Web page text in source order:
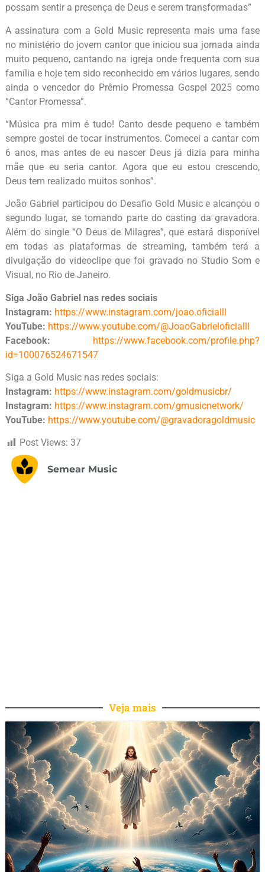
possam sentir a presença de Deus e serem transformadas”
A assinatura com a Gold Music representa mais uma fase
no ministério do jovem cantor que iniciou sua jornada ainda
muito pequeno, cantando na igreja onde frequenta com sua
família e hoje tem sido reconhecido em vários lugares, sendo
ainda o vencedor do Prêmio Promessa Gospel 2025 como
“Cantor Promessa”.
“Música pra mim é tudo! Canto desde pequeno e também
sempre gostei de tocar instrumentos. Comecei a cantar com
6 anos, mas antes de eu nascer Deus já dizia para minha
mãe que eu seria cantor. Agora que eu estou crescendo,
Deus tem realizado muitos sonhos”.
João Gabriel participou do Desafio Gold Music e alcançou o
segundo lugar, se tornando parte do casting da gravadora.
Além do single “O Deus de Milagres”, que estará disponível
em todas as plataformas de streaming, também terá a
divulgação do videoclipe que foi gravado no Studio Som e
Visual, no Rio de Janeiro.
Siga João Gabriel nas redes sociais
Instagram: https://www.instagram.com/joao.oficialll
YouTube: https://www.youtube.com/@JoaoGabrieloficialll
Facebook:
https://www.facebook.com/profile.php?
id=100076524671547
Siga a Gold Music nas redes sociais:
Instagram: https://www.instagram.com/goldmusicbr/
Instagram: https://www.instagram.com/gmusicnetwork/
YouTube: https://www.youtube.com/@gravadoragoldmusic
Post Views: 37
Semear Music
Veja mais